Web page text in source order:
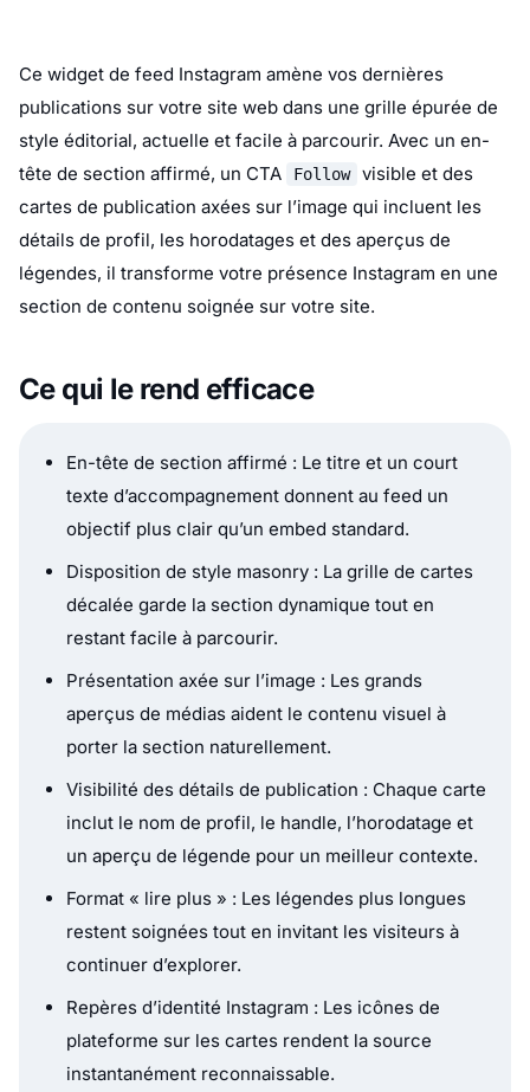
Ce widget de feed Instagram amène vos dernières
publications sur votre site web dans une grille épurée de
style éditorial, actuelle et facile à parcourir. Avec un en-
tête de section affirmé, un CTA
Follow
visible et des
cartes de publication axées sur l’image qui incluent les
détails de profil, les horodatages et des aperçus de
légendes, il transforme votre présence Instagram en une
section de contenu soignée sur votre site.
Ce qui le rend efficace
En-tête de section affirmé : Le titre et un court
texte d’accompagnement donnent au feed un
objectif plus clair qu’un embed standard.
Disposition de style masonry : La grille de cartes
décalée garde la section dynamique tout en
restant facile à parcourir.
Présentation axée sur l’image : Les grands
aperçus de médias aident le contenu visuel à
porter la section naturellement.
Visibilité des détails de publication : Chaque carte
inclut le nom de profil, le handle, l’horodatage et
un aperçu de légende pour un meilleur contexte.
Format « lire plus » : Les légendes plus longues
restent soignées tout en invitant les visiteurs à
continuer d’explorer.
Repères d’identité Instagram : Les icônes de
plateforme sur les cartes rendent la source
instantanément reconnaissable.